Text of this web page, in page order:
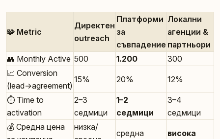
🧩 Metric
Директен
outreach
Платформи
за
съвпадение
Локални
агенции &
партньори
👥 Monthly Active 500 1.200
300
📈 Conversion
(lead→agreement)
15% 20% 12%
⏱️ Time to
activation
2–3
седмици
1–2
седмици
3–4
седмици
💰 Средна цена
низка/
средна висока